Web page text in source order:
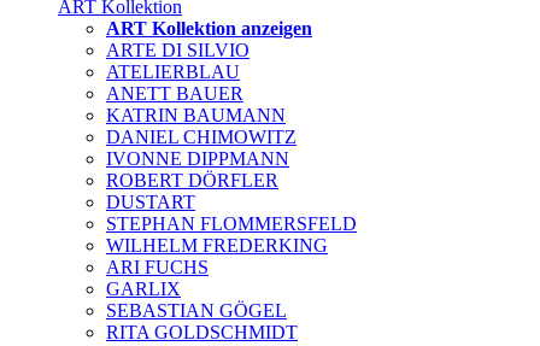
ART Kollektion
ART Kollektion anzeigen
ARTE DI SILVIO
ATELIERBLAU
ANETT BAUER
KATRIN BAUMANN
DANIEL CHIMOWITZ
IVONNE DIPPMANN
ROBERT DÖRFLER
DUSTART
STEPHAN FLOMMERSFELD
WILHELM FREDERKING
ARI FUCHS
GARLIX
SEBASTIAN GÖGEL
RITA GOLDSCHMIDT